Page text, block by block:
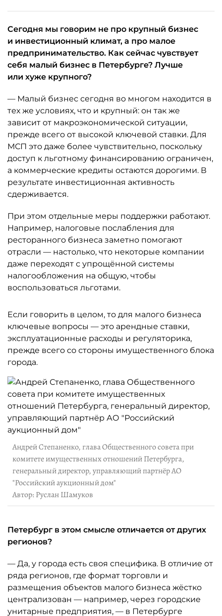
Сегодня мы говорим не про крупный бизнес
и инвестиционный климат, а про малое
предпринимательство. Как сейчас чувствует
себя малый бизнес в Петербурге? Лучше
или хуже крупного?
— Малый бизнес сегодня во многом находится в
тех же условиях, что и крупный: он так же
зависит от макроэкономической ситуации,
прежде всего от высокой ключевой ставки. Для
МСП это даже более чувствительно, поскольку
доступ к льготному финансированию ограничен,
а коммерческие кредиты остаются дорогими. В
результате инвестиционная активность
сдерживается.
При этом отдельные меры поддержки работают.
Например, налоговые послабления для
ресторанного бизнеса заметно помогают
отрасли — настолько, что некоторые компании
даже переходят с упрощённой системы
налогообложения на общую, чтобы
воспользоваться льготами.
Если говорить в целом, то для малого бизнеса
ключевые вопросы — это арендные ставки,
эксплуатационные расходы и регуляторика,
прежде всего со стороны имущественного блока
города.
Андрей Степаненко, глава Общественного совета при
комитете имущественных отношений Петербурга,
генеральный директор, управляющий партнёр АО
"Российский аукционный дом"
Автор: Руслан Шамуков
Петербург в этом смысле отличается от других
регионов?
— Да, у города есть своя специфика. В отличие от
ряда регионов, где формат торговли и
размещения объектов малого бизнеса жёстко
централизован — например, через городские
унитарные предприятия, — в Петербурге